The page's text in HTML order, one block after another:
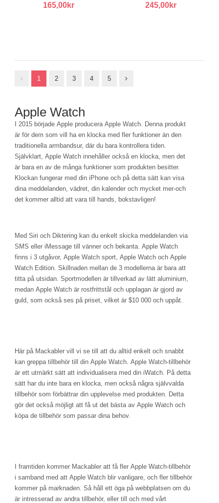
165,00kr
245,00kr
1 2 3 4 5
Apple Watch
I 2015 började Apple producera Apple Watch. Denna produkt
är för dem som vill ha en klocka med fler funktioner än den
traditionella armbandsur, där du bara kontrollera tiden.
Självklart, Apple Watch innehåller också en klocka, men det
är bara en av de många funktioner som produkten besitter.
Klockan fungerar med din iPhone och på detta sätt kan visa
dina meddelanden, vädret, din kalender och mycket mer-och
det kommer alltid att vara till hands, bokstavligen!
Med Siri och Diktering kan du enkelt skicka meddelanden via
SMS eller iMessage till vänner och bekanta. Apple Watch
finns i 3 utgåvor, Apple Watch sport, Apple Watch och Apple
Watch Edition. Skillnaden mellan de 3 modellerna är bara att
titta på utsidan. Sportmodellen är tillverkad av lätt aluminium,
medan Apple Watch är rostfrittstål och upplagan är gjord av
guld, som också ses på priset, vilket är $10 000 och uppåt.
Här på Mackabler vill vi se till att du alltid enkelt och snabbt
kan greppa tillbehör till din Apple Watch. Apple Watch-tillbehör
är ett utmärkt sätt att individualisera med din iWatch. På detta
sätt har du inte bara en klocka, men också några självvalda
tillbehör som förbättrar din upplevelse med produkten. Detta
gör det också möjligt att få ut det bästa av Apple Watch och
köpa de tillbehör som passar dina behov.
I framtiden kommer Mackabler att få fler Apple Watch-tillbehör
i samband med att Apple Watch blir vanligare, och fler tillbehör
kommer på marknaden. Så håll ett öga på webbplatsen om du
är intresserad av andra tillbehör, eller till och med vårt